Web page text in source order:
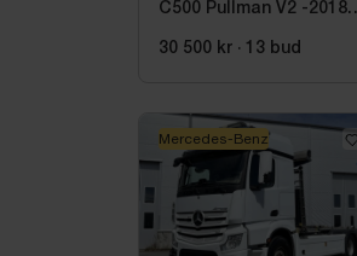
C500 Pullman V2 -2018 |
30 500 kr · 13 bud
Mercedes-Benz